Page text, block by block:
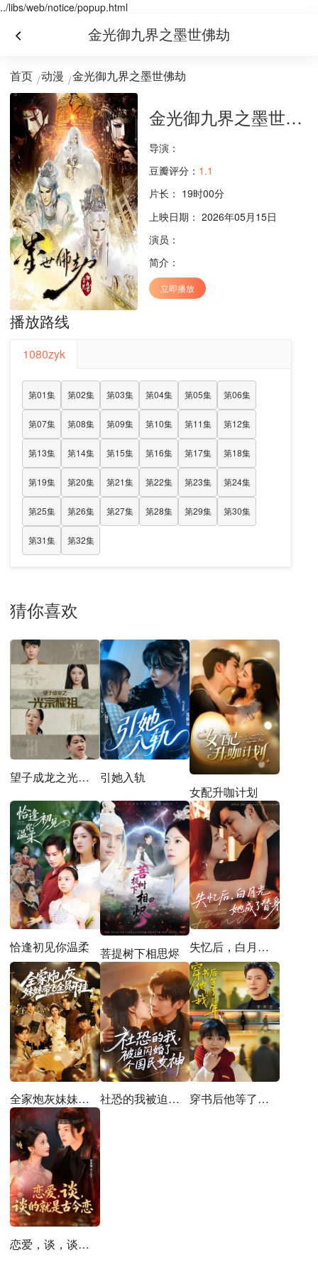
../libs/web/notice/popup.html
金光御九界之墨世佛劫
首页 动漫 金光御九界之墨世佛劫
金光御九界之墨世佛劫
导演：
豆瓣评分： 1.1
片长： 19时00分
上映日期： 2026年05月15日
演员：
简介：
立即播放
播放路线
1080zyk
第01集 第02集 第03集 第04集 第05集 第06集
第07集 第08集 第09集 第10集 第11集 第12集
第13集 第14集 第15集 第16集 第17集 第18集
第19集 第20集 第21集 第22集 第23集 第24集
第25集 第26集 第27集 第28集 第29集 第30集
第31集 第32集
猜你喜欢
望子成龙之光宗耀祖
引她入轨
女配升咖计划
恰逢初见你温柔 菩提树下相思烬 失忆后，白月光她成了替身
全家炮灰妹妹带飞全员开挂 社恐的我被迫闪婚了个国民女神 穿书后他等了我十年
恋爱，谈，谈的就是古今恋